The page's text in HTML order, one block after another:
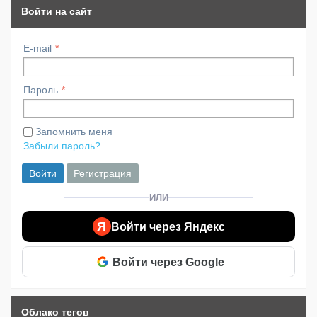
Войти на сайт
E-mail
Пароль
Запомнить меня
Забыли пароль?
Войти Регистрация
ИЛИ
Я Войти через Яндекс
Войти через Google
Облако тегов